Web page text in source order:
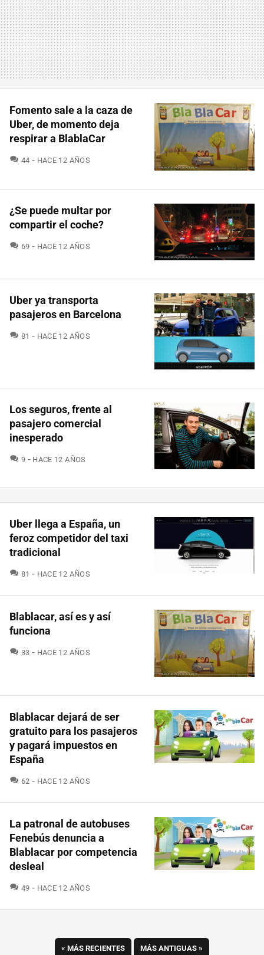
Fomento sale a la caza de
Uber, de momento deja
respirar a BlablaCar
44 COMENTARIOS
HACE 12 AÑOS
¿Se puede multar por
compartir el coche?
69 COMENTARIOS
HACE 12 AÑOS
Uber ya transporta
pasajeros en Barcelona
81 COMENTARIOS
HACE 12 AÑOS
Los seguros, frente al
pasajero comercial
inesperado
9 COMENTARIOS
HACE 12 AÑOS
Uber llega a España, un
feroz competidor del taxi
tradicional
81 COMENTARIOS
HACE 12 AÑOS
Blablacar, así es y así
funciona
33 COMENTARIOS
HACE 12 AÑOS
Blablacar dejará de ser
gratuito para los pasajeros
y pagará impuestos en
España
62 COMENTARIOS
HACE 12 AÑOS
La patronal de autobuses
Fenebús denuncia a
Blablacar por competencia
desleal
49 COMENTARIOS
HACE 12 AÑOS
« MÁS RECIENTES MÁS ANTIGUAS »